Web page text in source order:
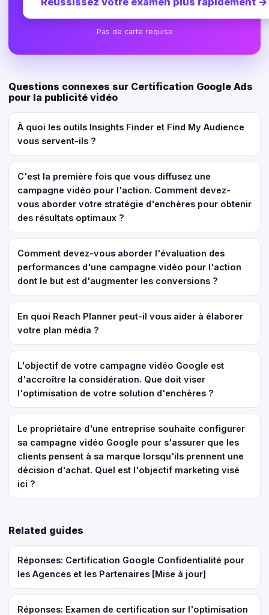
Pas de carte requise
Questions connexes sur Certification Google Ads
pour la publicité vidéo
À quoi les outils Insights Finder et Find My Audience
vous servent-ils ?
C'est la première fois que vous diffusez une
campagne vidéo pour l'action. Comment devez-
vous aborder votre stratégie d'enchères pour obtenir
des résultats optimaux ?
Comment devez-vous aborder l'évaluation des
performances d'une campagne vidéo pour l'action
dont le but est d'augmenter les conversions ?
En quoi Reach Planner peut-il vous aider à élaborer
votre plan média ?
L'objectif de votre campagne vidéo Google est
d'accroître la considération. Que doit viser
l'optimisation de votre solution d'enchères ?
Le propriétaire d'une entreprise souhaite configurer
sa campagne vidéo Google pour s'assurer que les
clients pensent à sa marque lorsqu'ils prennent une
décision d'achat. Quel est l'objectif marketing visé
ici ?
Related guides
Réponses: Certification Google Confidentialité pour
les Agences et les Partenaires [Mise à jour]
Réponses: Examen de certification sur l'optimisation